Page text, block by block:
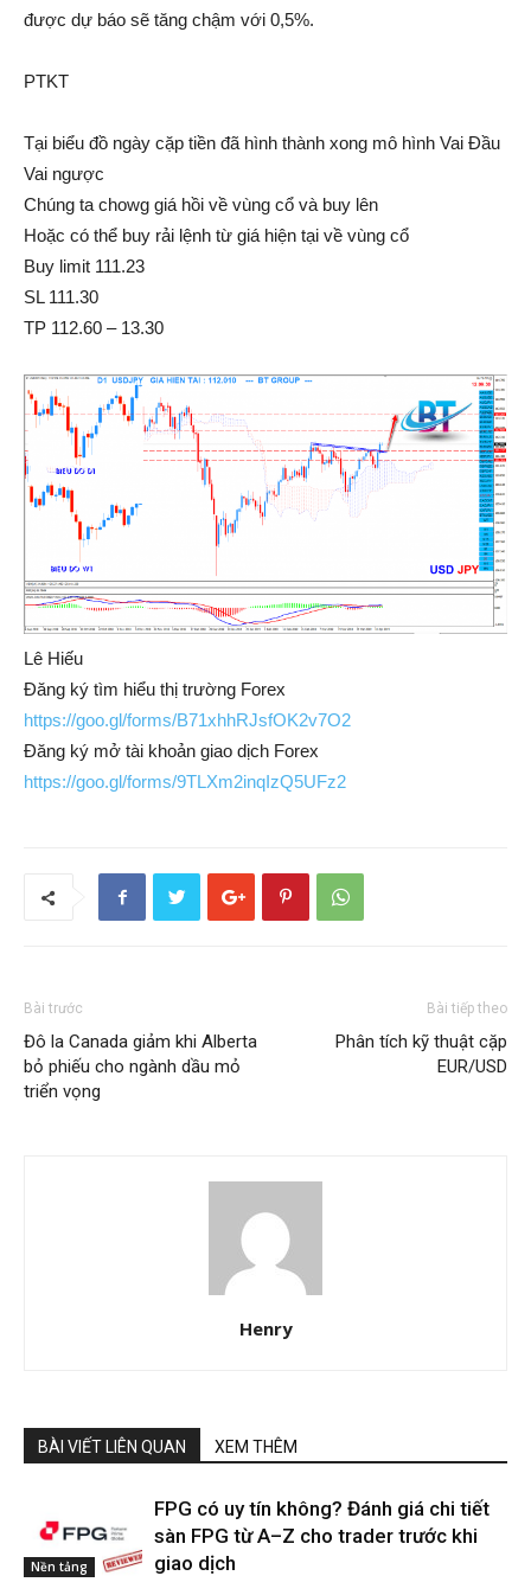
được dự báo sẽ tăng chậm với 0,5%.
PTKT
Tại biểu đồ ngày cặp tiền đã hình thành xong mô hình Vai Đầu
Vai ngược
Chúng ta chowg giá hồi về vùng cổ và buy lên
Hoặc có thể buy rải lệnh từ giá hiện tại về vùng cổ
Buy limit 111.23
SL 111.30
TP 112.60 – 13.30
Lê Hiếu
Đăng ký tìm hiểu thị trường Forex
https://goo.gl/forms/B71xhhRJsfOK2v7O2
Đăng ký mở tài khoản giao dịch Forex
https://goo.gl/forms/9TLXm2inqIzQ5UFz2
Bài trước
Đô la Canada giảm khi Alberta
bỏ phiếu cho ngành dầu mỏ
triển vọng
Bài tiếp theo
Phân tích kỹ thuật cặp
EUR/USD
Henry
BÀI VIẾT LIÊN QUAN XEM THÊM
Nền tảng
FPG có uy tín không? Đánh giá chi tiết
sàn FPG từ A–Z cho trader trước khi
giao dịch